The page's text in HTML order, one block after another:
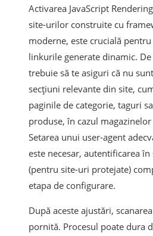
Activarea JavaScript
site-urilor construite cu
moderne, este crucială
linkurile generate dinamic. De
trebuie să te asiguri că nu
secțiuni relevante din site,
paginile de categorie, taguri
produse, în cazul
Setarea unui user-agent
este necesar, autentificarea în
(pentru site-uri protejate)
etapa de configurare.
După aceste ajustări,
pornită. Procesul poate dura